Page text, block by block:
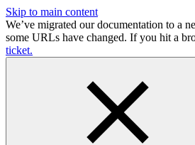
Skip to main content
We’ve migrated our documentation to a
some URLs have changed. If you hit a
ticket.